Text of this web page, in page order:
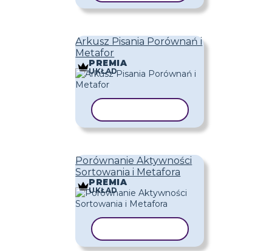
Arkusz Pisania Porównań i
Metafor
PREMIA
UKŁAD
Porównanie Aktywności
Sortowania i Metafora
PREMIA
UKŁAD